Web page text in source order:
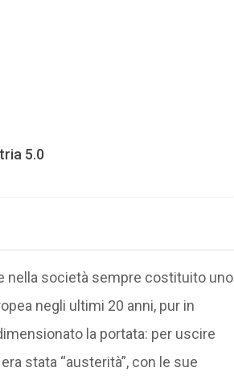
5.0
nella società sempre costituito uno
negli ultimi 20 anni, pur in
la portata: per uscire
stata “austerità”, con le sue